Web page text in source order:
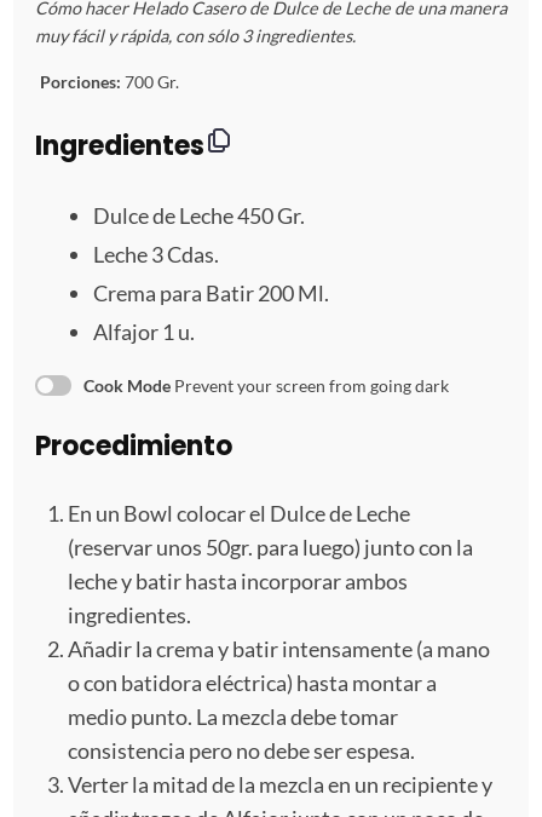
s
t
r
e
l
l
s
t
r
e
l
l
s
t
r
e
l
l
a
s
t
r
e
l
l
s
t
r
l
l
Cómo hacer Helado Casero de Dulce de Leche de una manera
muy fácil y rápida, con sólo 3 ingredientes.
Porciones: 700 Gr.
Ingredientes
Dulce de Leche 450 Gr.
Leche3Cdas.
Crema para Batir 200 Ml.
Alfajor 1 u.
Cook Mode Prevent your screen from going dark
Procedimiento
En un Bowl colocar el Dulce de Leche
(reservar unos 50gr. para luego) junto con la
leche y batir hasta incorporar ambos
ingredientes.
Añadir la crema y batir intensamente (a mano
o con batidora eléctrica) hasta montar a
medio punto. La mezcla debe tomar
consistencia pero no debe ser espesa.
Verter la mitad de la mezcla en un recipiente y